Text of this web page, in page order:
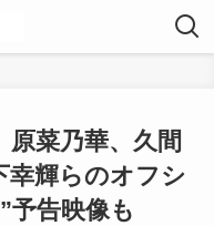
菜乃華、久間
幸輝らのオフシ
告映像も